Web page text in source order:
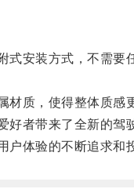
装方式，不需要
质，使得整体质感
者带来了全新的驾
体验的不断追求和